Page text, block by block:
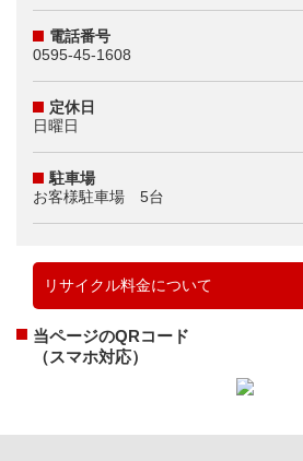
電話番号
0595-45-1608
定休日
日曜日
駐車場
お客様駐車場 5台
リサイクル料金について
当ページのQRコード
（スマホ対応）